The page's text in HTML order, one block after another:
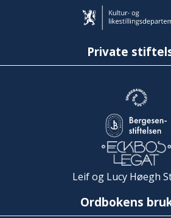
Private
Leif og Lucy Høegh
Ordbokens